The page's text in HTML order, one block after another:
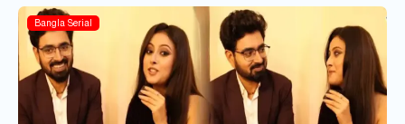
Bangla Serial